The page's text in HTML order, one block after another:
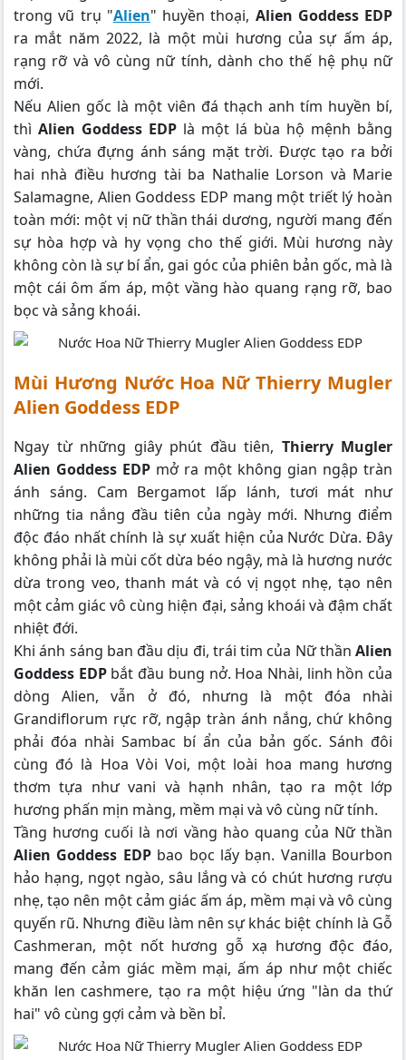
trong vũ trụ "Alien" huyền thoại, Alien Goddess EDP
ra mắt năm 2022, là một mùi hương của sự ấm áp,
rạng rỡ và vô cùng nữ tính, dành cho thế hệ phụ nữ
mới.
Nếu Alien gốc là một viên đá thạch anh tím huyền bí,
thì Alien Goddess EDP là một lá bùa hộ mệnh bằng
vàng, chứa đựng ánh sáng mặt trời. Được tạo ra bởi
hai nhà điều hương tài ba Nathalie Lorson và Marie
Salamagne, Alien Goddess EDP mang một triết lý hoàn
toàn mới: một vị nữ thần thái dương, người mang đến
sự hòa hợp và hy vọng cho thế giới. Mùi hương này
không còn là sự bí ẩn, gai góc của phiên bản gốc, mà là
một cái ôm ấm áp, một vầng hào quang rạng rỡ, bao
bọc và sảng khoái.
Mùi Hương Nước Hoa Nữ Thierry Mugler
Alien Goddess EDP
Ngay từ những giây phút đầu tiên, Thierry Mugler
Alien Goddess EDP mở ra một không gian ngập tràn
ánh sáng. Cam Bergamot lấp lánh, tươi mát như
những tia nắng đầu tiên của ngày mới. Nhưng điểm
độc đáo nhất chính là sự xuất hiện của Nước Dừa. Đây
không phải là mùi cốt dừa béo ngậy, mà là hương nước
dừa trong veo, thanh mát và có vị ngọt nhẹ, tạo nên
một cảm giác vô cùng hiện đại, sảng khoái và đậm chất
nhiệt đới.
Khi ánh sáng ban đầu dịu đi, trái tim của Nữ thần Alien
Goddess EDP bắt đầu bung nở. Hoa Nhài, linh hồn của
dòng Alien, vẫn ở đó, nhưng là một đóa nhài
Grandiflorum rực rỡ, ngập tràn ánh nắng, chứ không
phải đóa nhài Sambac bí ẩn của bản gốc. Sánh đôi
cùng đó là Hoa Vòi Voi, một loài hoa mang hương
thơm tựa như vani và hạnh nhân, tạo ra một lớp
hương phấn mịn màng, mềm mại và vô cùng nữ tính.
Tầng hương cuối là nơi vầng hào quang của Nữ thần
Alien Goddess EDP bao bọc lấy bạn. Vanilla Bourbon
hảo hạng, ngọt ngào, sâu lắng và có chút hương rượu
nhẹ, tạo nên một cảm giác ấm áp, mềm mại và vô cùng
quyến rũ. Nhưng điều làm nên sự khác biệt chính là Gỗ
Cashmeran, một nốt hương gỗ xạ hương độc đáo,
mang đến cảm giác mềm mại, ấm áp như một chiếc
khăn len cashmere, tạo ra một hiệu ứng "làn da thứ
hai" vô cùng gợi cảm và bền bỉ.